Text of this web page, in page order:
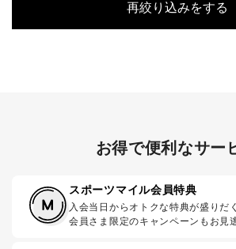
再絞り込みをする
お得で便利なサー
スポーツマイル会員特典
入会当日からオトクな特典が盛りだ
会員さま限定のキャンペーンもお見